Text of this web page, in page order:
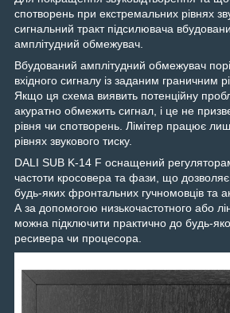
спотворень при екстремальних рівнях
сигнальний тракт підсилювача
амплітудний обмежувач.
Вбудований амплітудний обмежувач
вхідного сигналу із заданим граничним
Якщо ця схема виявить потенційну
акуратно обмежить сигнал, і це не
рівня чи спотворень. Лімітер працює
рівнях звукового тиску.
DALI SUB K-14 F оснащений
частоти кросовера та фази, що
будь-яких фронтальних гучномовців та
А за допомогою низькочастотного або
можна підключити практично до будь-
ресивера чи процесора.